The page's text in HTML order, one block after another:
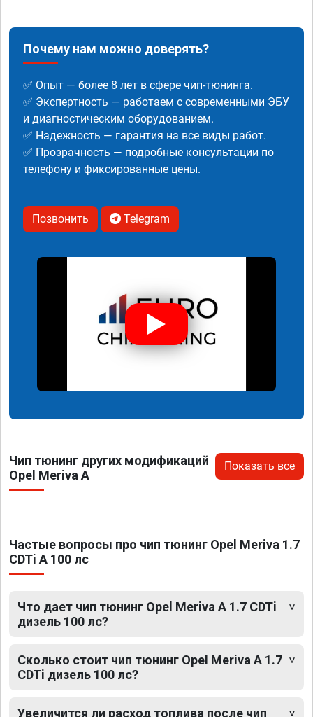
Почему нам можно доверять?
✅ Опыт — более 8 лет в сфере чип-тюнинга.
✅ Экспертность — работаем с современными ЭБУ
и диагностическим оборудованием.
✅ Надежность — гарантия на все виды работ.
✅ Прозрачность — подробные консультации по
телефону и фиксированные цены.
Позвонить Telegram
Чип тюнинг других модификаций
Opel Meriva A
Показать все
Частые вопросы про чип тюнинг Opel Meriva 1.7
CDTi A 100 лс
Что дает чип тюнинг Opel Meriva A 1.7 CDTi
дизель 100 лс?
Сколько стоит чип тюнинг Opel Meriva A 1.7
CDTi дизель 100 лс?
Увеличится ли расход топлива после чип